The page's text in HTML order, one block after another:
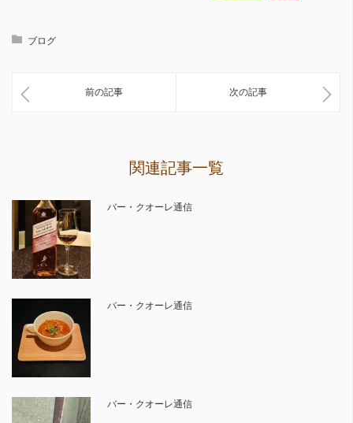
ブログ
前の記事 次の記事
関連記事一覧
バー・クオーレ通信
バー・クオーレ通信
バー・クオーレ通信